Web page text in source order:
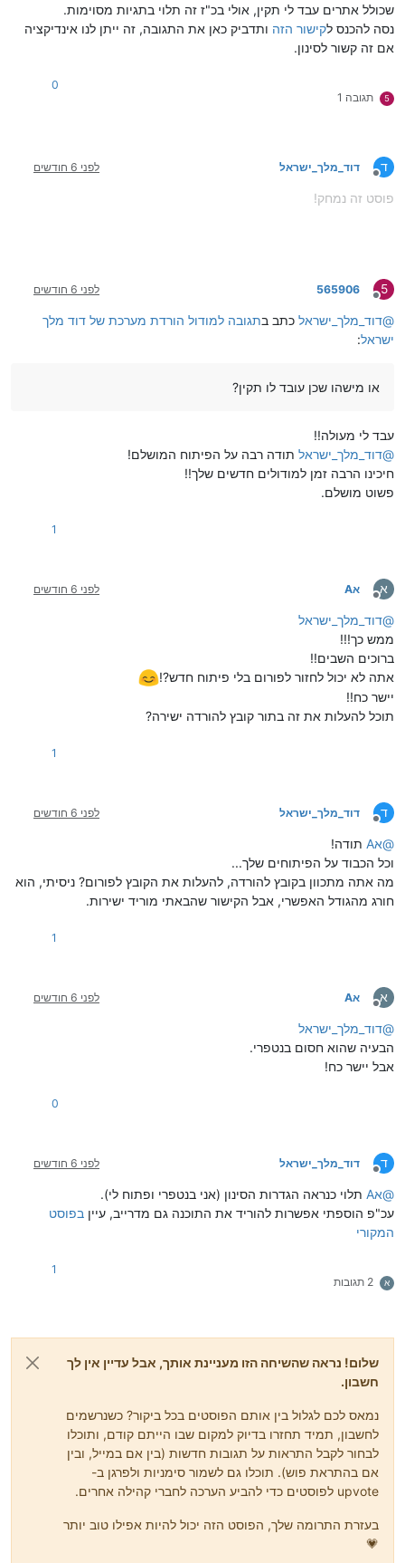
שכולל אתרים עבד לי תקין, אולי בכ"ז זה תלוי בתגיות מסוימות.
נסה להכנס לקישור הזה ותדביק כאן את התגובה, זה ייתן לנו אינדיקציה
אם זה קשור לסינון.
5 תגובה 1
0
ד
מנותק
דוד_מלך_ישראל לפני 6 חודשים
פוסט זה נמחק!
5
מנותק
565906 לפני 6 חודשים
@דוד_מלך_ישראל כתב בתגובה למודול הורדת מערכת של דוד מלך
ישראל:
או מישהו שכן עובד לו תקין?
עבד לי מעולה!!
@דוד_מלך_ישראל תודה רבה על הפיתוח המושלם!
חיכינו הרבה זמן למודולים חדשים שלך!!
פשוט מושלם.
1
א
מנותק
אA לפני 6 חודשים
@דוד_מלך_ישראל
ממש כך!!!
ברוכים השבים!!
אתה לא יכול לחזור לפורום בלי פיתוח חדש?!
יישר כח!!
תוכל להעלות את זה בתור קובץ להורדה ישירה?
1
ד
מנותק
דוד_מלך_ישראל לפני 6 חודשים
@אA
תודה!
וכל הכבוד על הפיתוחים שלך...
מה אתה מתכוון בקובץ להורדה, להעלות את הקובץ לפורום? ניסיתי, הוא
חורג מהגודל האפשרי, אבל הקישור שהבאתי מוריד ישירות.
1
א
מנותק
אA לפני 6 חודשים
@דוד_מלך_ישראל
הבעיה שהוא חסום בנטפרי.
אבל יישר כח!
0
ד
מנותק
דוד_מלך_ישראל לפני 6 חודשים
@אA
תלוי כנראה הגדרות הסינון (אני בנטפרי ופתוח לי).
עכ"פ הוספתי אפשרות להוריד את התוכנה גם מדרייב, עיין בפוסט
המקורי
א 2 תגובות
1
שלום! נראה שהשיחה הזו מעניינת אותך, אבל עדיין אין לך
חשבון.
נמאס לכם לגלול בין אותם הפוסטים בכל ביקור? כשנרשמים
לחשבון, תמיד תחזרו בדיוק למקום שבו הייתם קודם, ותוכלו
לבחור לקבל התראות על תגובות חדשות (בין אם במייל, ובין
אם בהתראת פוש). תוכלו גם לשמור סימניות ולפרגן ב-
upvote לפוסטים כדי להביע הערכה לחברי קהילה אחרים.
בעזרת התרומה שלך, הפוסט הזה יכול להיות אפילו טוב יותר
💗